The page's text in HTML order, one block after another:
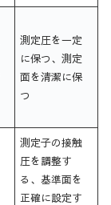
測定圧を一定
に保つ、測定
面を清潔に保
つ
測定子の接触
圧を調整す
る、基準面を
正確に設定す